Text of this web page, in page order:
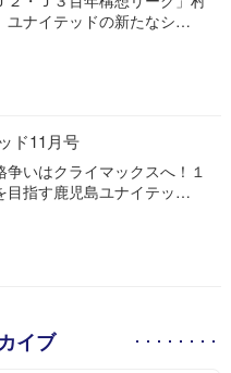
ユナイテッドの新たなシ…
ド11月号
いはクライマックスへ！１
目指す鹿児島ユナイテッ…
イブ